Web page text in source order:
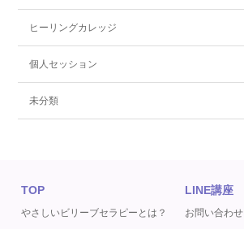
ヒーリングカレッジ
個人セッション
未分類
TOP
やさしいビリーブセラピーとは？
LINE講座
お問い合わせ